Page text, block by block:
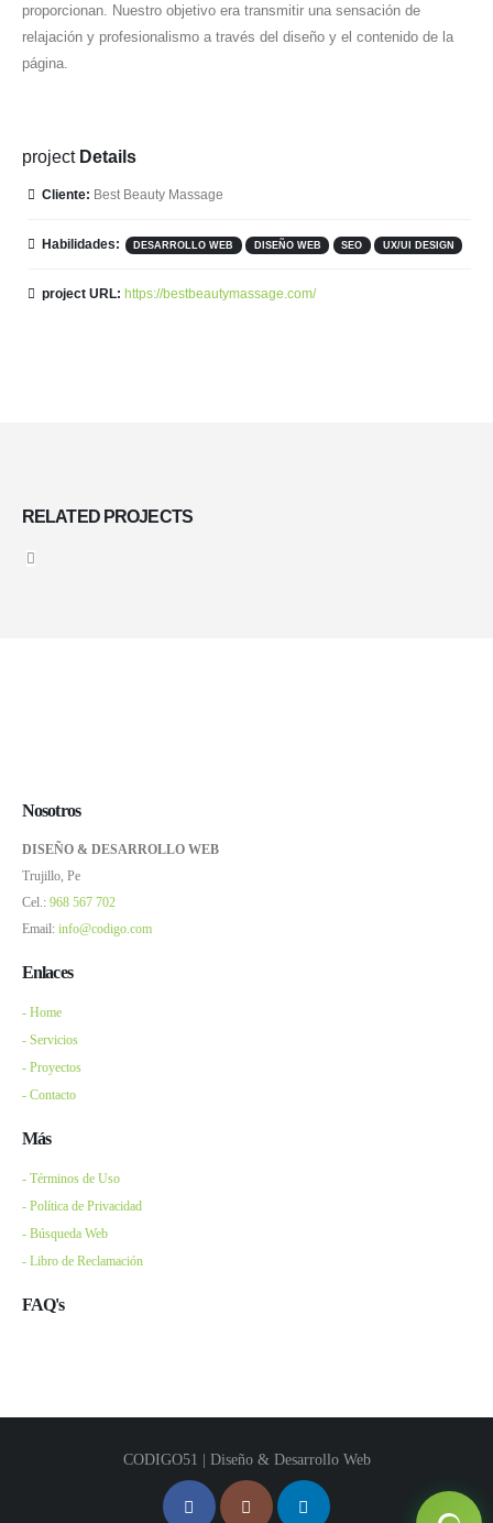
proporcionan. Nuestro objetivo era transmitir una sensación de
relajación y profesionalismo a través del diseño y el contenido de la
página.
project Details
Cliente: Best Beauty Massage
Habilidades: DESARROLLO WEB DISEÑO WEB SEO UX/UI DESIGN
project URL: https://bestbeautymassage.com/
RELATED PROJECTS
Nosotros
DISEÑO & DESARROLLO WEB
Trujillo, Pe
Cel.: 968 567 702
Email: info@codigo.com
Enlaces
- Home
- Servicios
- Proyectos
- Contacto
Más
- Términos de Uso
- Política de Privacidad
- Búsqueda Web
- Libro de Reclamación
FAQ's
CODIGO51 | Diseño & Desarrollo Web